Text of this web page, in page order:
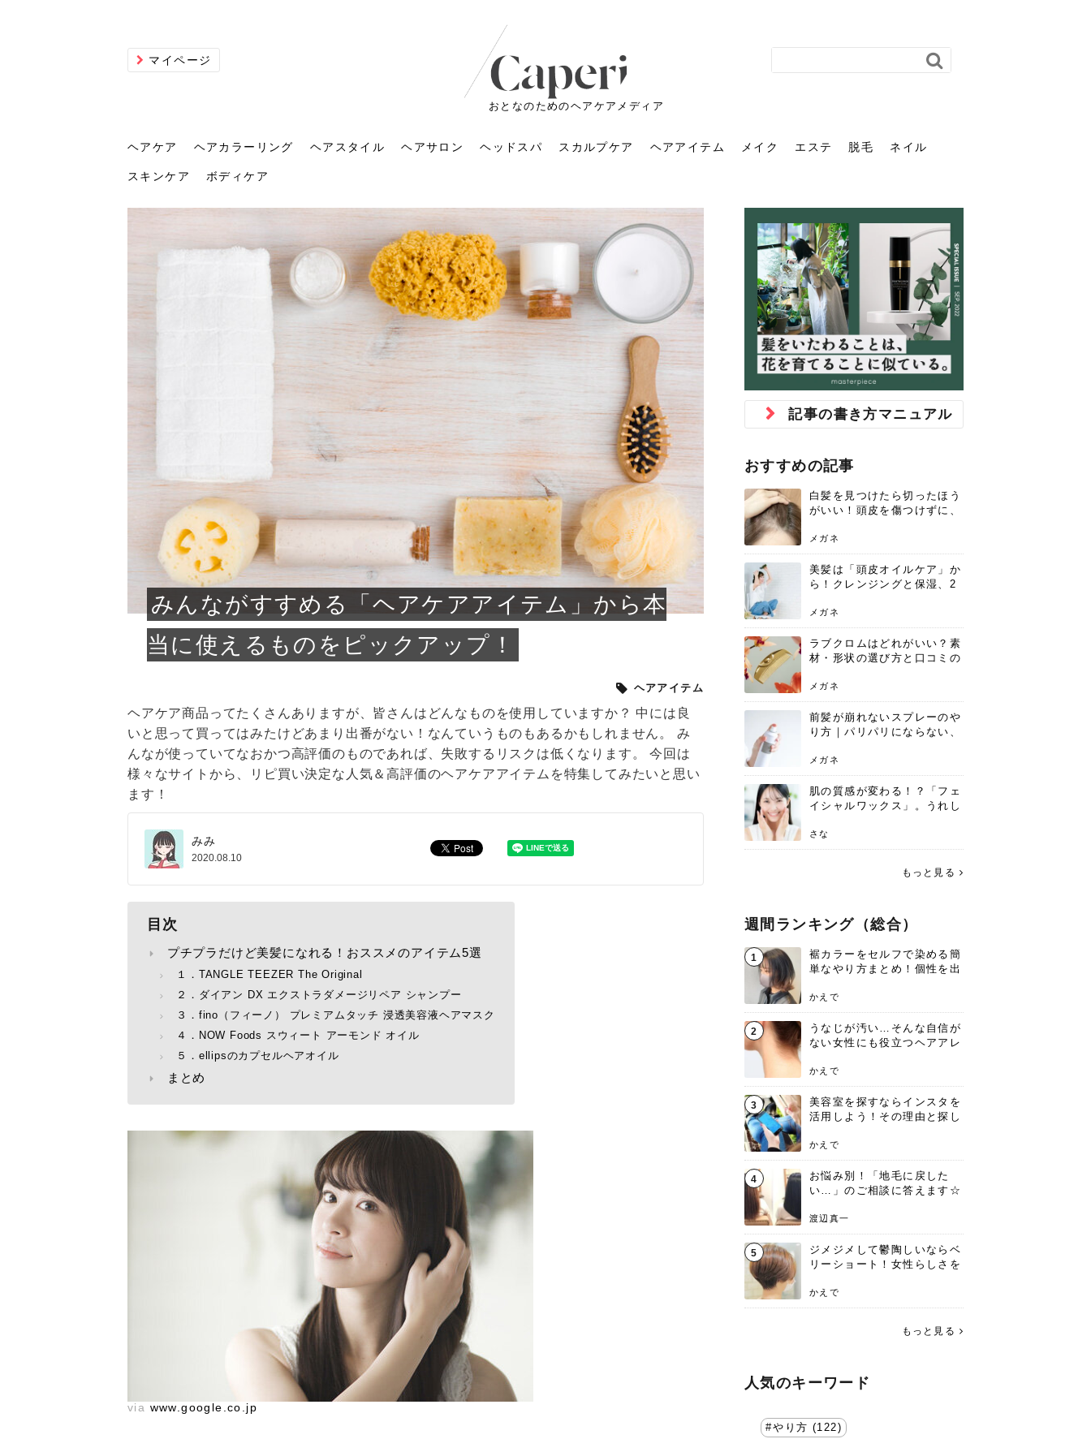
マイページ
おとなのためのヘアケアメディア
ヘアケア
トリートメントの付け方で
仕上がりが変わる｜効かな
い原因...
トリートメントの付け方で仕上がりは
大きく変わります。今回は、毛先中心
の塗り...
朝の5分が変わる！寝癖がつ
かない予防方法と時短寝癖
新生活シーズン、朝の身支度を少しで
も短くしたい人は多いはず。じつは寝
花粉で髪がパサパサするの
はなぜ？原因と落とし方・
防ぎ方を紹介
広がる、手触りが悪いと感じた経験は
もっと見る
ヘアカラーリング
髪のくすみが気になる人
へ！2026春トレンドの明る
めく...
2026春のトレンドカラーは明るめのく
すみカラーです。ただし、髪がすでに
く...
ツヤと透明感で垢抜ける！
自然なヘアカラーで作る
職場で浮かない落ち着いたトーンにし
たいけれど、どこか垢抜けた印象にし
肌に合う髪色、どう見つけ
る？「イエベ」「ブルベ」
診断と...
らったのに、家に帰って鏡を見たら、
もっと見る
ヘアスタイル
2026年のショートウルフ最
新トレンドとは？ナチュラ
ル...
2026年のショートウルフは、ナチュラ
ルでエアリーな仕上がりが今っぽい正
解...
ルーズウェーブとは？2026
年の注目スタイルと長さ別
2026年はレイヤーカットを使った髪型
のトレンドと重なり、ルーズウェーブ
40代のパーマがダレる原因
とは？自宅でできる復活術
と長...
ールがダレてしまったと感じている方
もっと見る
ヘアサロン
美容室に行くのが恥ずかし
い？髪質の変化に気づいた
時こそ...
しばらく美容室に行けていないし、そ
ろそろ髪型を変えて気分転換したいと
思って...
お気に入りのお店が倒産し
た後の美容室の探し方！失
美容室を倒産する数が増えているとい
うニュースがありました。もともと美
前髪を薄くするための美容
院の頼み方とは？失敗しな
いため...
だと思っている人は、前髪を早く変え
もっと見る
ヘッドスパ
ヘッドスパの落とし穴！知
らないと損する真実
ヘッドスパは、頭皮の汚れを落として
血行を促進し、リラックス効果や美髪
頭皮を刺激してお顔のリフ
トアップ♪毎日こつこつカン
毎日のちょっとした習慣で小顔は作れ
る！頭のこりをほぐしてフェイスライ
ヘッドスパで頭皮をケアし
よう！ヘッドスパの効果と
おすすめの人
アもせずに放っておくとダメージが蓄
もっと見る
スカルプケア
髪を育てるには？毎日の洗
い方と生活習慣を見直す基
本ケア
髪をきれいに育てるには高価なアイテ
ムを増やす前に、洗い方や乾かし方、
頭皮の...
頭皮マッサージで目がぱっ
ちりする理由は？具体的な
目元の印象を左右するのは目そのもの
ではなく、頭皮の状態かもしれませ
ストレスで髪の毛はどう変
わる？抜け毛・パサつきの
原因と...
や、抜け毛が増えたと悩んでいる方
は、スト...
もっと見る
ヘアアイテム
発酵エキスシャンプーって
何がいいの？無印良品など
のシャ...
スキンケアで人気の発酵成分が、シャ
ンプーにも広がっています。無印良品
などの...
アイロンが苦手でも大丈
夫！ブラッシング感覚で使
ヘアアイロンを使うのが苦手、火傷が
怖いと感じている方はいないでしょう
40代の髪を悩みに最適！韓
国発「ダリーフ」でヘアセ
ット...
思っていないでしょうか？ダリーフの
もっと見る
メイク
ミニマリストのメイク術｜
少ないアイテムで「自分ら
しい美...
「たくさんのコスメを持っているの
に、実際に使っているのはいつも同じ
ものばか...
V3ファンデーションは危な
い？針の仕組み・全4種比
メイクをしている時間も、スキンケア
の時間に変えるという発想から生まれ
「おしゃれ」と「身だしな
み」は違う。相手に信頼感
を与え...
識するのが「身だしなみ」です。特に
もっと見る
エステ
針で小顔を目指す！美容鍼
の効果と後悔しない選び方
のポイント
フェイスラインをすっきりさせたいと
いうお悩みを抱えている方はいないで
しょう...
リンパマッサージと経絡マ
ッサージの違いとは？効果
サロンのメニューを見ていると、「リ
ンパマッサージ」の他に「経絡マッサ
エステの勧誘が怖い人へ。
断ることは悪くない。自分
を守る...
験エステに行ってみたいけど、『押し
もっと見る
脱毛
化粧ノリが変わる「顔脱
毛」。4つのメリットと、始
める前...
顔の産毛をカミソリで剃って、毛抜き
で抜くなど、日々の自己処理を手間に
感じて...
子供の脱毛、日焼け肌はN
G？親子で学ぶ、安心・安全
「ムダ毛が気になる」とお子さんが悩
んでいる姿を見て、エステ脱毛を検討
「今さら」なんて言わせな
い。40代のVIO・顔脱毛、
賢...
とが気になり始めたけど、「今から脱
もっと見る
ネイル
2026年運気アップネイルガ
イドを公開！幸運を呼ぶ色
と...
最近、なんとなく運気が停滞している
気がすると悩んでいないでしょうか？
じつは...
そのネイル、本当に似合っ
てる？指先をきれいに見え
SNSや雑誌で見かけた素敵なネイルデ
ザインを、いざ自分の爪に試してみた
オフィスネイルでも「キラ
キラ」はOK？派手に見えな
い上...
を見て、気分が上がるという心ときめ
もっと見る
スキンケア
急に小じわが増えた？原因
と種類の見分け方＆自宅で
できる...
ふと鏡を見て、急に小じわが増えたと
落ち込んでいないでしょうか？じつは
その原...
ルルルン ハイドラのどれが
良い？その違いは？PDRN
ルルルン ハイドラシリーズを使いたい
けれど、種類が多くてどれを選べばい
いか...
さな
ジュベルック スキンの効果
とは？毛穴・ニキビ跡への
変化...
ニキビ跡の凸凹をどうにかしたいと、
ゆい
もっと見る
ボディケア
人の手ならではの痩身効
果。オールハンドエステの
魅力と、...
痩身エステと一言で言っても、最新の
機器を使ったものから、昔ながらの手
技によ...
その医療ダイエット、後悔
しませんか？失敗する人の
共通点...
医師の管理のもと、科学的根拠に基づ
いて行う「医療ダイエット」は、自己
流のダ...
さな
本気の痩身と体質改善に。
アーユルヴェーダに基づく
「イン...
自己流のダイエットではなかなか落ち
さな
もっと見る
みんながすすめる「ヘアケアアイテム」から本
当に使えるものをピックアップ！
ヘアアイテム
ヘアケア商品ってたくさんありますが、皆さんはどんなものを使用していますか？ 中には良
いと思って買ってはみたけどあまり出番がない！なんていうものもあるかもしれません。 み
んなが使っていてなおかつ高評価のものであれば、失敗するリスクは低くなります。 今回は
様々なサイトから、リピ買い決定な人気＆高評価のヘアケアアイテムを特集してみたいと思い
ます！
みみ
2020.08.10
目次
プチプラだけど美髪になれる！おススメのアイテム5選
１．TANGLE TEEZER The Original
２．ダイアン DX エクストラダメージリペア シャンプー
３．fino（フィーノ） プレミアムタッチ 浸透美容液ヘアマスク
４．NOW Foods スウィート アーモンド オイル
５．ellipsのカプセルヘアオイル
まとめ
via www.google.co.jp
記事の書き方マニュアル
おすすめの記事
白髪を見つけたら切ったほう
がいい！頭皮を傷つけずに、
メガネ
美髪は「頭皮オイルケア」か
ら！クレンジングと保湿、2
メガネ
ラブクロムはどれがいい？素
材・形状の選び方と口コミの
メガネ
前髪が崩れないスプレーのや
り方｜パリパリにならない、
メガネ
肌の質感が変わる！？「フェ
イシャルワックス」。うれし
ための基礎知識
さな
もっと見る
週間ランキング（総合）
1
裾カラーをセルフで染める簡
単なやり方まとめ！個性を出
かえで
2
うなじが汚い…そんな自信が
ない女性にも役立つヘアアレ
かえで
3
美容室を探すならインスタを
活用しよう！その理由と探し
かえで
4
お悩み別！「地毛に戻した
い…」のご相談に答えます☆
渡辺真一
5
ジメジメして鬱陶しいならベ
リーショート！女性らしさを
かえで
もっと見る
人気のキーワード
やり方 (122)